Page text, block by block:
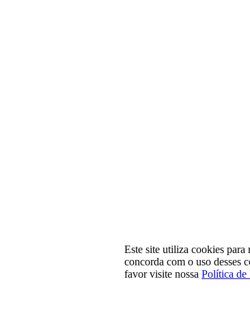
Este site utiliza cookies para
concorda com o uso desses
favor visite nossa Política de